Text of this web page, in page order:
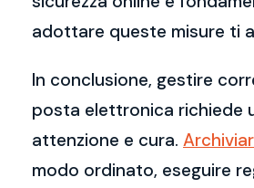
adottare queste misure ti
In conclusione, gestire
posta elettronica richiede
attenzione e cura.
modo ordinato, eseguire